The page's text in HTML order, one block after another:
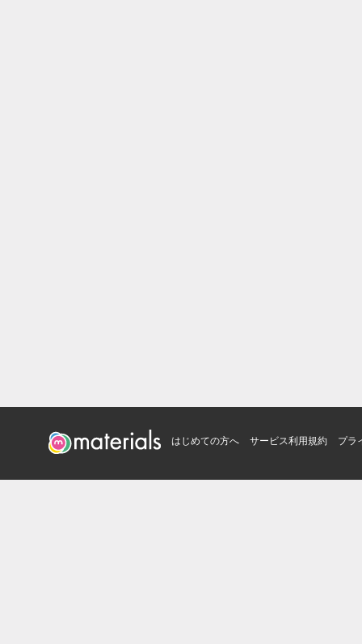
はじめての方へ サービス利用規約 プラ